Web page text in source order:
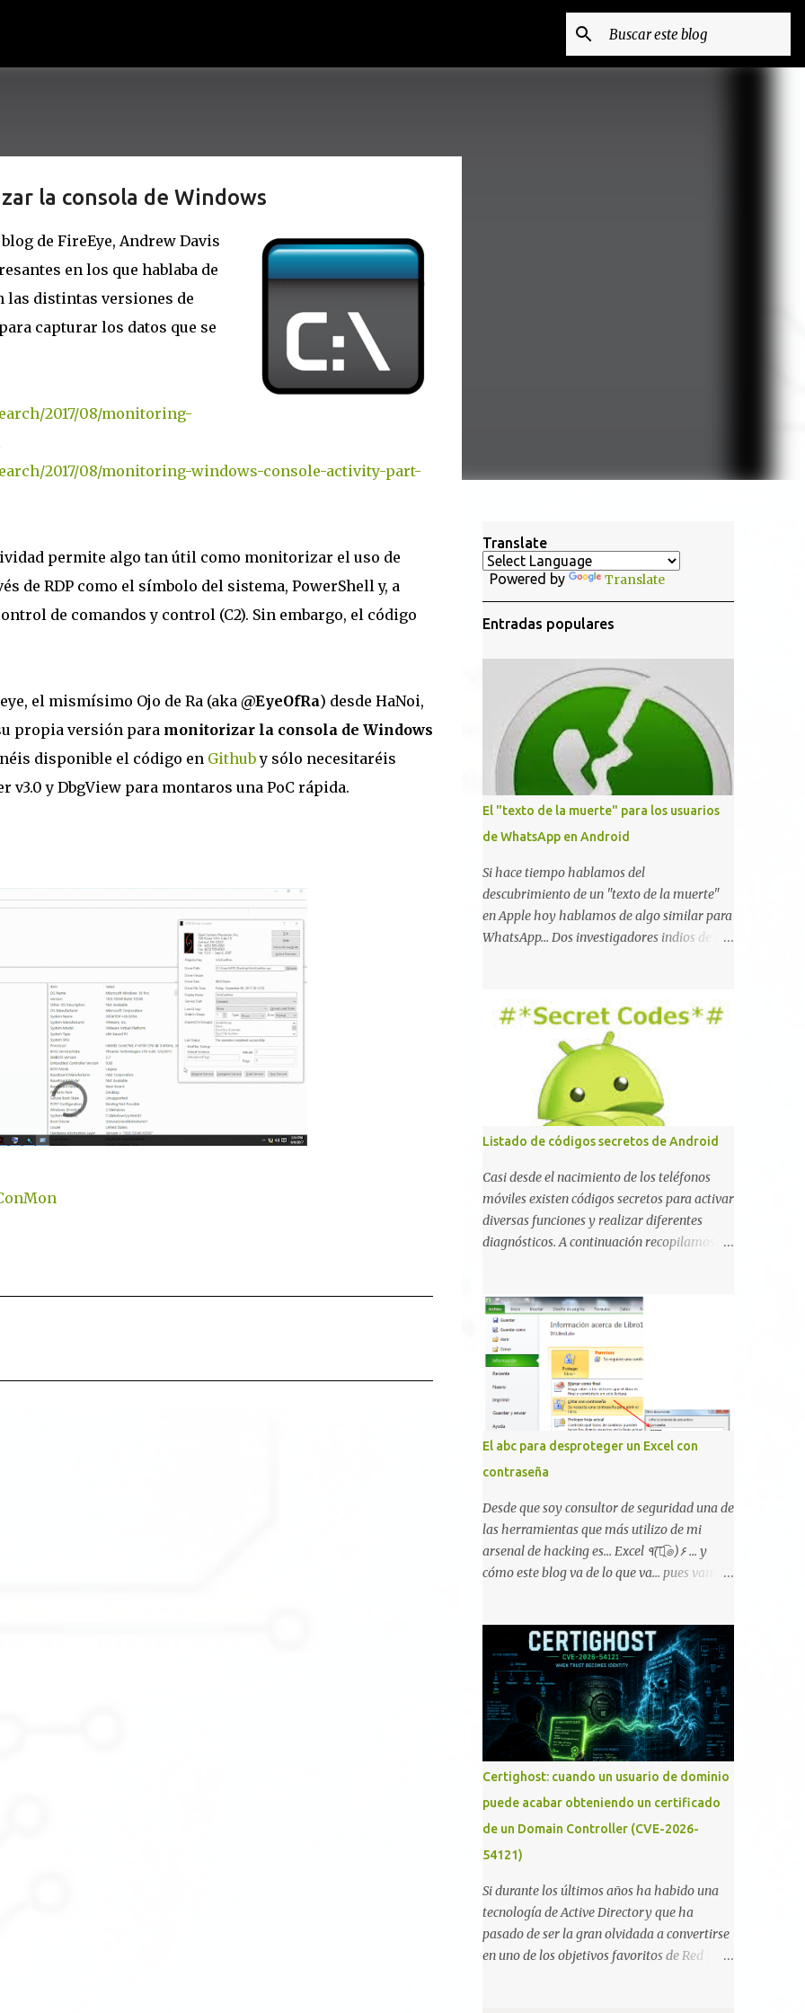
la consola de Windows
de FireEye, Andrew Davis
en los que hablaba de
las distintas versiones de
capturar los datos que se
2017/08/monitoring-
2017/08/monitoring-windows-console-activity-part-
permite algo tan útil como monitorizar el uso de
de RDP como el símbolo del sistema, PowerShell y, a
de comandos y control (C2). Sin embargo, el código
el mismísimo Ojo de Ra (aka @EyeOfRa) desde HaNoi,
propia versión para monitorizar la consola de Windows
disponible el código en Githuby sólo necesitaréis
v3.0 y DbgView para montaros una PoC rápida.
Translate
Powered by Translate
Entradas populares
El "texto de la muerte" para los usuarios
de WhatsApp en Android
Si hace tiempo hablamos del
descubrimiento de un "texto de la muerte"
en Apple hoy hablamos de algo similar para
WhatsApp... Dos investigadores indios de tan
que la aplicación se detenga por completo al
intentar leer un sólo mensaje de 2000
caracteres especiales y tan sólo 2 KB de
tamaño. La vulnerabilidad ha sido probada
y funciona correctamente en la mayoría de
las versiones de Android y de WhatsApp
incluyendo la 2.11.431 y 2.11.432. Sin embargo
todavía no se ha probado en iOS y Windows
no parece ser vulnerable. Esto podría
provocar que se extienda como una pesada
broma la moda de bloquear WhatsApp a
otras personas, cuyo modo de recuperar el
estábamos conversando. Imaginad que
ocurre si este mensaje se envía a un grupo...
Fuente: Crash Your Friends' WhatsApp
Remotely with Just a Message
Listado de códigos secretos de Android
Casi desde el nacimiento de los teléfonos
móviles existen códigos secretos para activar
diversas funciones y realizar diferentes
diagnósticos. A continuación recopilamos un
funcionales para algunos fabricantes.
¿Conoces alguno más? Información del
dispositivo *#06# : Visualización del
número IMEI del dispositivo *#*#1111#*#* :
Información sobre la versión de software
FTA *#*#2222#*#* : Información sobre la v
ersión del hardware FTA *#*#1234#*#* :
Información sobre la versión de software
PDA y de firmware *#*#232337#*#* :
Muestra la dirección Bluetooth del
smartphone *#*#232338#*#* : Muestra la
dirección MAC del la tarjeta WiFi del
dispositivo *#*#2663#*#* : Visualiza la
memoria RAM está disponible en el
smartphone o la tablet *#*#34971539#*#* :
Visualiza la información detallada d...
El abc para desproteger un Excel con
contraseña
Desde que soy consultor de seguridad una de
las herramientas que más utilizo de mi
arsenal de hacking es... Excel ٩(͡๏̯͡๏)۶ ... y
cómo este blog va de lo que va... pues vamos
nuestras hojas de cálculo favoritas. Cifrar
con contraseña Algo muy común es proteger
el acceso total al fichero con una contraseña:
Certighost: cuando un usuario de dominio
puede acabar obteniendo un certificado
de un Domain Controller (CVE-2026-
54121)
Si durante los últimos años ha habido una
tecnología de Active Directory que ha
pasado de ser la gran olvidada a convertirse
en uno de los objetivos favoritos de Red